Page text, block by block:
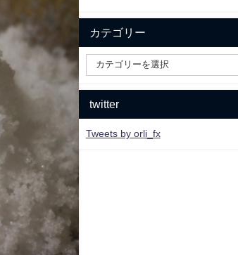
カテゴリー
twitter
Tweets by orli_fx